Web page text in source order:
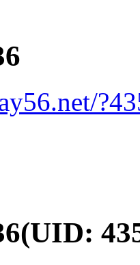
(UID: